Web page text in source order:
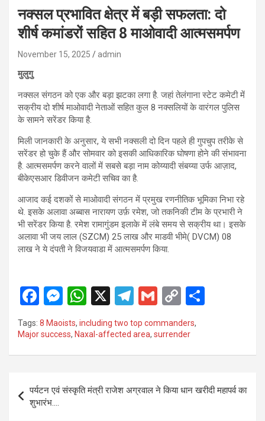
नक्सल प्रभावित क्षेत्र में बड़ी सफलता: दो
शीर्ष कमांडरों सहित 8 माओवादी आत्मसमर्पण
November 15, 2025 admin
मुलुगु
नक्सल संगठन को एक और बड़ा झटका लगा है. जहां तेलंगाना स्टेट कमेटी में
सक्रीय दो शीर्ष माओवादी नेताओं सहित कुल 8 नक्सलियों के वारंगल पुलिस
के सामने सरेंडर किया है.
मिली जानकारी के अनुसार, ये सभी नक्सली दो दिन पहले ही गुपचुप तरीके से
सरेंडर हो चुके हैं और सोमवार को इसकी आधिकारिक घोषणा होने की संभावना
है. आत्मसमर्पण करने वालों में सबसे बड़ा नाम कोय्यादी संबय्या उर्फ आज़ाद,
बीकेएसआर डिवीजन कमेटी सचिव का है.
आजाद कई दशकों से माओवादी संगठन में प्रमुख रणनीतिक भूमिका निभा रहे
थे. इसके अलावा अब्बास नारायण उर्फ़ रमेश, जो तकनिकी टीम के प्रभारी ने
भी सरेंडर किया है. रमेश रामागुंडम इलाके में लंबे समय से सक्रीय था। इसके
अलावा भी जय लाल (SZCM) 25 लाख और माडवी भीमे( DVCM) 08
लाख ने ये दंपती ने विजयवाडा में आत्मसमर्पण किया.
F
a
ce
b
o
k
M
es
se
n
er
W
h
at
s
p
X
T
e
gr
m
G
ail
C
o
py
Li
k
e
Tags: 8 Maoists, including two top commanders,
Major success, Naxal-affected area, surrender
Post
navigation
पर्यटन एवं संस्कृति मंत्री राजेश अग्रवाल ने किया धान खरीदी महापर्व का
शुभारंभ….